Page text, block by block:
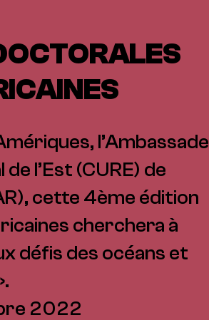
l’Ambassade
l’Est (CURE) de
cette 4ème édition
cherchera à
défis des océans et
2022